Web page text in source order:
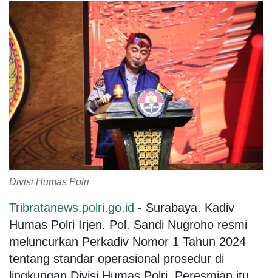
Divisi Humas Polri
Tribratanews.polri.go.id - Surabaya. Kadiv
Humas Polri Irjen. Pol. Sandi Nugroho resmi
meluncurkan Perkadiv Nomor 1 Tahun 2024
tentang standar operasional prosedur di